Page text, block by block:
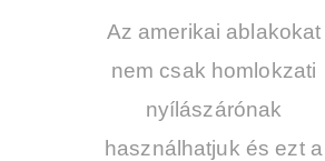
Az amerikai ablakokat
nem csak homlokzati
nyílászárónak
használhatjuk és ezt a